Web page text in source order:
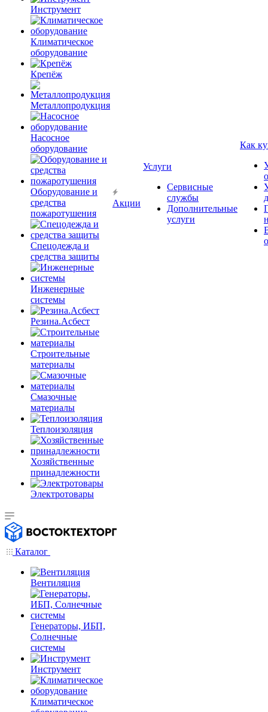
Инструмент
Климатическое
оборудование
Крепёж
Металлопродукция
Насосное
оборудование
Оборудование и
средства
пожаротушения
Спецодежда и
средства защиты
Инженерные
системы
Резина.Асбест
Строительные
материалы
Смазочные
материалы
Теплоизоляция
Хозяйственные
принадлежности
Электротовары
Акции
Услуги
Сервисные
службы
Дополнительные
услуги
Как
Каталог
Вентиляция
Генераторы, ИБП,
Солнечные
системы
Инструмент
Климатическое